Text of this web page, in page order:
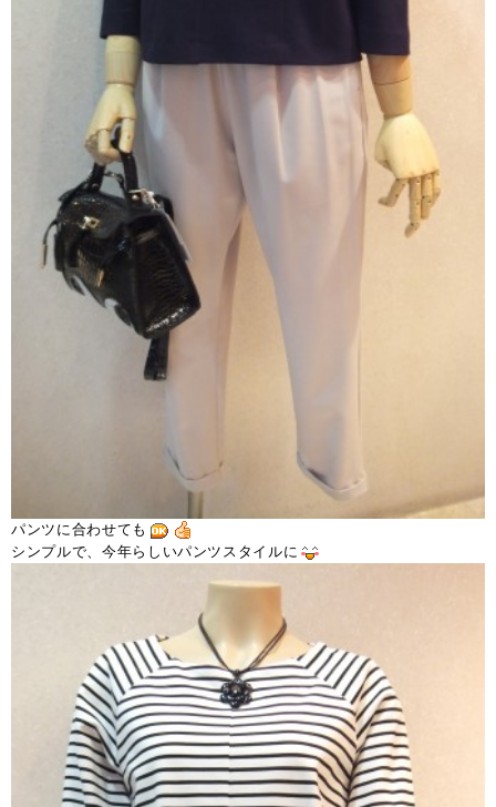
パンツに合わせても
シンプルで、今年らしいパンツスタイルに